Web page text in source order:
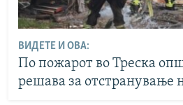
ВИДЕТЕ И ОВА:
По пожарот во Треска
решава за отстранување